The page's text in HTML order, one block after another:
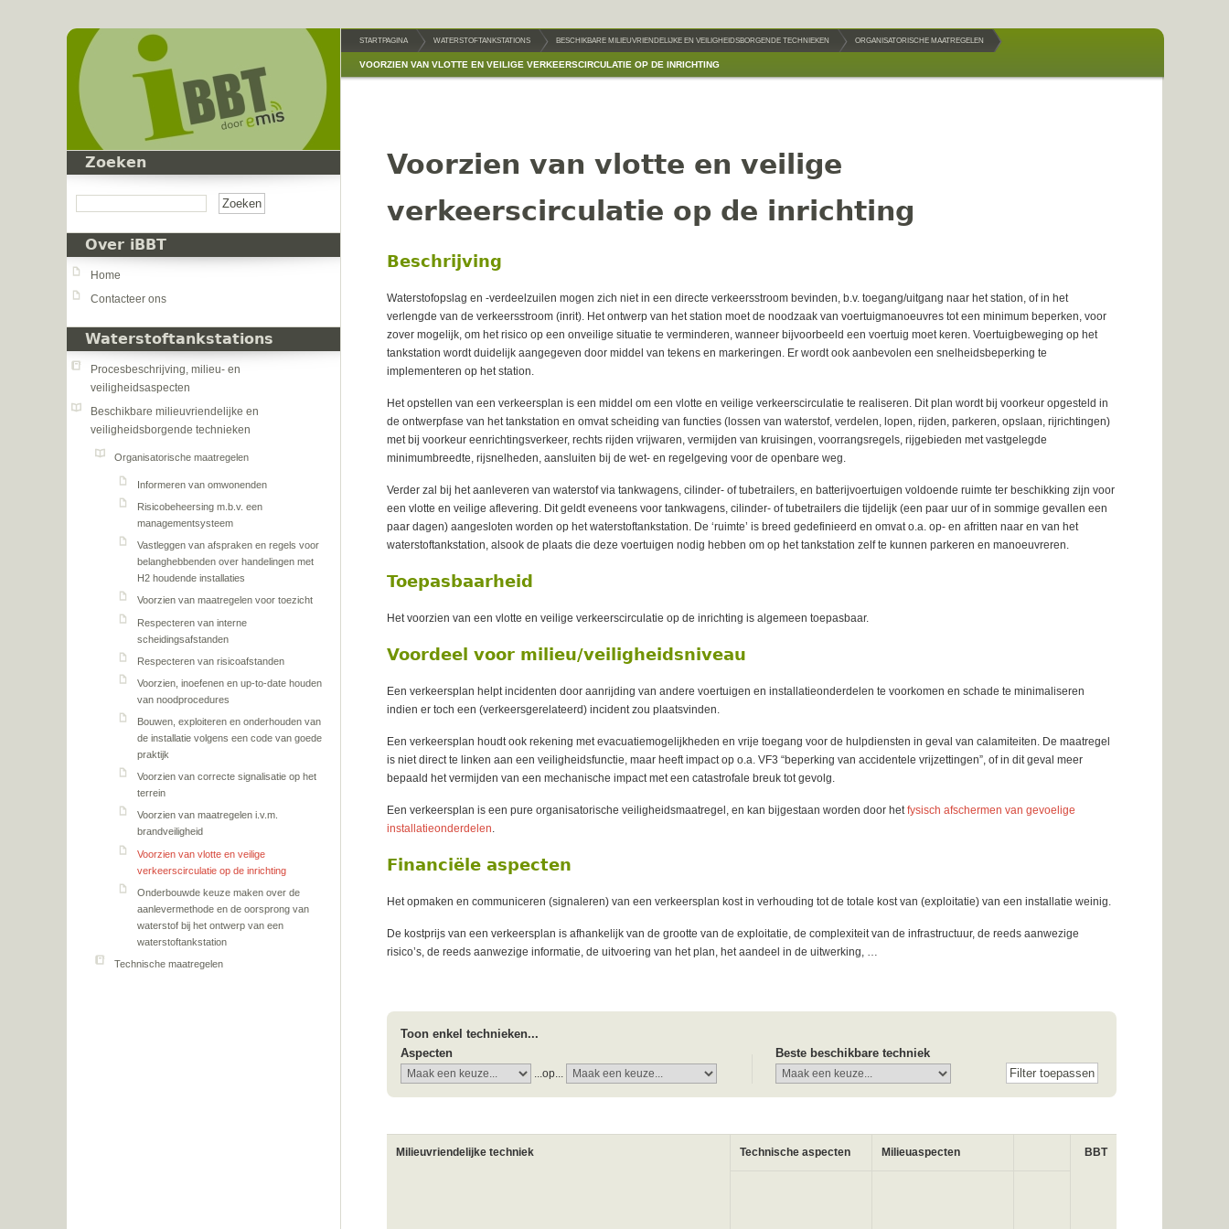
Zoeken
Over iBBT
Home
Contacteer ons
Waterstoftankstations
Procesbeschrijving, milieu- en
veiligheidsaspecten
Beschikbare milieuvriendelijke en
veiligheidsborgende technieken
Organisatorische maatregelen
Informeren van omwonenden
Risicobeheersing m.b.v. een
managementsysteem
Vastleggen van afspraken en regels voor
belanghebbenden over handelingen met
H2 houdende installaties
Voorzien van maatregelen voor toezicht
Respecteren van interne
scheidingsafstanden
Respecteren van risicoafstanden
Voorzien, inoefenen en up-to-date houden
van noodprocedures
Bouwen, exploiteren en onderhouden van
de installatie volgens een code van goede
praktijk
Voorzien van correcte signalisatie op het
terrein
Voorzien van maatregelen i.v.m.
brandveiligheid
Voorzien van vlotte en veilige
verkeerscirculatie op de inrichting
Onderbouwde keuze maken over de
aanlevermethode en de oorsprong van
waterstof bij het ontwerp van een
waterstoftankstation
Technische maatregelen
STARTPAGINA WATERSTOFTANKSTATIONS BESCHIKBARE MILIEUVRIENDELIJKE EN VEILIGHEIDSBORGENDE TECHNIEKEN ORGANISATORISCHE MAATREGELEN
VOORZIEN VAN VLOTTE EN VEILIGE VERKEERSCIRCULATIE OP DE INRICHTING
Voorzien van vlotte en veilige
verkeerscirculatie op de inrichting
Beschrijving
Waterstofopslag en -verdeelzuilen mogen zich niet in een directe verkeersstroom bevinden, b.v. toegang/uitgang naar het station, of in het
verlengde van de verkeersstroom (inrit). Het ontwerp van het station moet de noodzaak van voertuigmanoeuvres tot een minimum beperken, voor
zover mogelijk, om het risico op een onveilige situatie te verminderen, wanneer bijvoorbeeld een voertuig moet keren. Voertuigbeweging op het
tankstation wordt duidelijk aangegeven door middel van tekens en markeringen. Er wordt ook aanbevolen een snelheidsbeperking te
implementeren op het station.
Het opstellen van een verkeersplan is een middel om een vlotte en veilige verkeerscirculatie te realiseren. Dit plan wordt bij voorkeur opgesteld in
de ontwerpfase van het tankstation en omvat scheiding van functies (lossen van waterstof, verdelen, lopen, rijden, parkeren, opslaan, rijrichtingen)
met bij voorkeur eenrichtingsverkeer, rechts rijden vrijwaren, vermijden van kruisingen, voorrangsregels, rijgebieden met vastgelegde
minimumbreedte, rijsnelheden, aansluiten bij de wet- en regelgeving voor de openbare weg.
Verder zal bij het aanleveren van waterstof via tankwagens, cilinder- of tubetrailers, en batterijvoertuigen voldoende ruimte ter beschikking zijn voor
een vlotte en veilige aflevering. Dit geldt eveneens voor tankwagens, cilinder- of tubetrailers die tijdelijk (een paar uur of in sommige gevallen een
paar dagen) aangesloten worden op het waterstoftankstation. De ‘ruimte’ is breed gedefinieerd en omvat o.a. op- en afritten naar en van het
waterstoftankstation, alsook de plaats die deze voertuigen nodig hebben om op het tankstation zelf te kunnen parkeren en manoeuvreren.
Toepasbaarheid
Het voorzien van een vlotte en veilige verkeerscirculatie op de inrichting is algemeen toepasbaar.
Voordeel voor milieu/veiligheidsniveau
Een verkeersplan helpt incidenten door aanrijding van andere voertuigen en installatieonderdelen te voorkomen en schade te minimaliseren
indien er toch een (verkeersgerelateerd) incident zou plaatsvinden.
Een verkeersplan houdt ook rekening met evacuatiemogelijkheden en vrije toegang voor de hulpdiensten in geval van calamiteiten. De maatregel
is niet direct te linken aan een veiligheidsfunctie, maar heeft impact op o.a. VF3 “beperking van accidentele vrijzettingen”, of in dit geval meer
bepaald het vermijden van een mechanische impact met een catastrofale breuk tot gevolg.
Een verkeersplan is een pure organisatorische veiligheidsmaatregel, en kan bijgestaan worden door hetfysisch afschermen van gevoelige
installatieonderdelen.
Financiële aspecten
Het opmaken en communiceren (signaleren) van een verkeersplan kost in verhouding tot de totale kost van (exploitatie) van een installatie weinig.
De kostprijs van een verkeersplan is afhankelijk van de grootte van de exploitatie, de complexiteit van de infrastructuur, de reeds aanwezige
risico’s, de reeds aanwezige informatie, de uitvoering van het plan, het aandeel in de uitwerking, …
Toon enkel technieken...
Aspecten
...op...
Beste beschikbare techniek
Milieuvriendelijke techniek Technische aspecten Milieuaspecten BBT